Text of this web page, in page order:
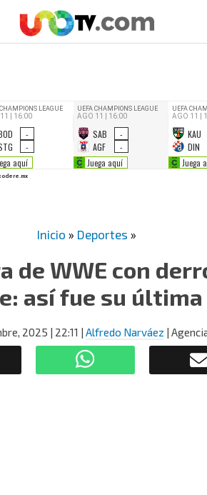
Inicio » Deportes »
de WWE con
así fue su
2025 | 22:11 | Alfredo Narváez |